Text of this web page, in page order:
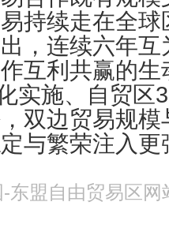
持续走在全
，连续六年
互利共赢的生
实施、自贸区
双边贸易规
与繁荣注入更
东盟自由贸易区网